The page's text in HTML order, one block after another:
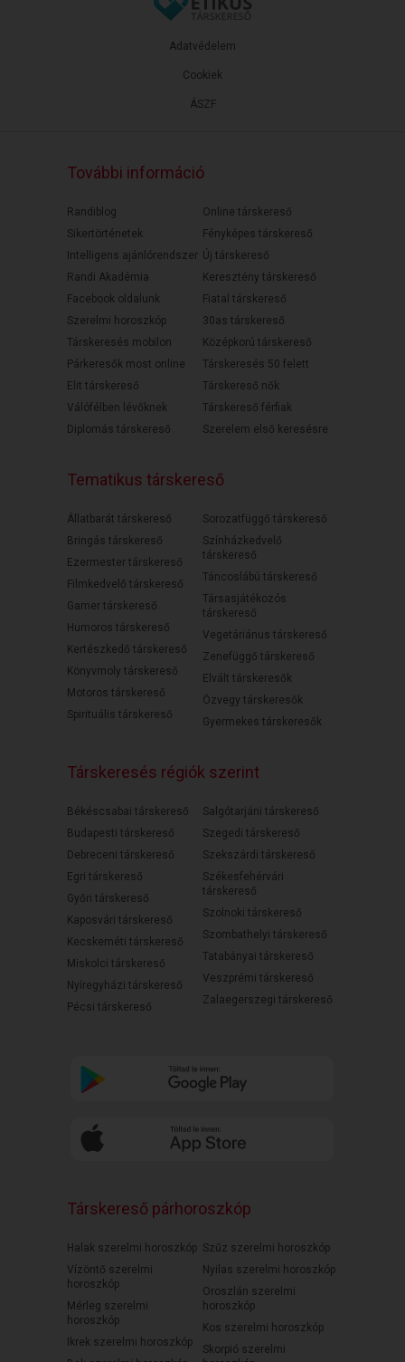
ÁSZF
Adatvédelem
Cookiek
További információ
Randiblog
Sikertörténetek
Intelligens ajánlórendszer
Randi Akadémia
Facebook oldalunk
Szerelmi horoszkóp
Társkeresés mobilon
Párkeresők most online
Elit társkereső
Válófélben lévőknek
Diplomás társkereső
Online társkereső
Fényképes társkereső
Új társkereső
Keresztény társkereső
Fiatal társkereső
30as társkereső
Középkorú társkereső
Társkeresés 50 felett
Társkereső nők
Társkereső férfiak
Szerelem első keresésre
Tematikus társkereső
Állatbarát társkereső
Bringás társkereső
Ezermester társkereső
Filmkedvelő társkereső
Gamer társkereső
Humoros társkereső
Kertészkedő társkereső
Könyvmoly társkereső
Motoros társkereső
Spirituális társkereső
Sorozatfüggő társkereső
Színházkedvelő
társkereső
Táncoslábú társkereső
Társasjátékozós
társkereső
Vegetáriánus társkereső
Zenefüggő társkereső
Elvált társkeresők
Özvegy társkeresők
Gyermekes társkeresők
Társkeresés régiók szerint
Békéscsabai társkereső
Budapesti társkereső
Debreceni társkereső
Egri társkereső
Győri társkereső
Kaposvári társkereső
Kecskeméti társkereső
Miskolci társkereső
Nyíregyházi társkereső
Pécsi társkereső
Salgótarjáni társkereső
Szegedi társkereső
Szekszárdi társkereső
Székesfehérvári
társkereső
Szolnoki társkereső
Szombathelyi társkereső
Tatabányai társkereső
Veszprémi társkereső
Zalaegerszegi társkereső
Társkereső párhoroszkóp
Halak szerelmi horoszkóp
Vízöntő szerelmi
horoszkóp
Mérleg szerelmi
horoszkóp
Ikrek szerelmi horoszkóp
Szűz szerelmi horoszkóp
Nyilas szerelmi horoszkóp
Oroszlán szerelmi
horoszkóp
Kos szerelmi horoszkóp
Skorpió szerelmi